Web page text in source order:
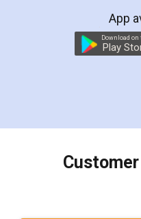
App
Download on
Play